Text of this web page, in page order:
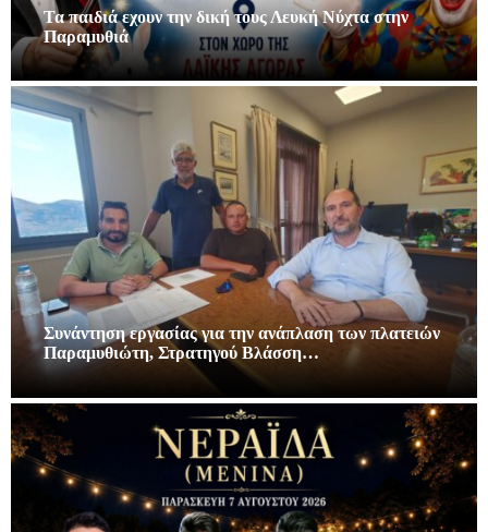
Τα παιδιά εχουν την δική τους Λευκή Νύχτα στην
Παραμυθιά
Συνάντηση εργασίας για την ανάπλαση των πλατειών
Παραμυθιώτη, Στρατηγού Βλάσση…